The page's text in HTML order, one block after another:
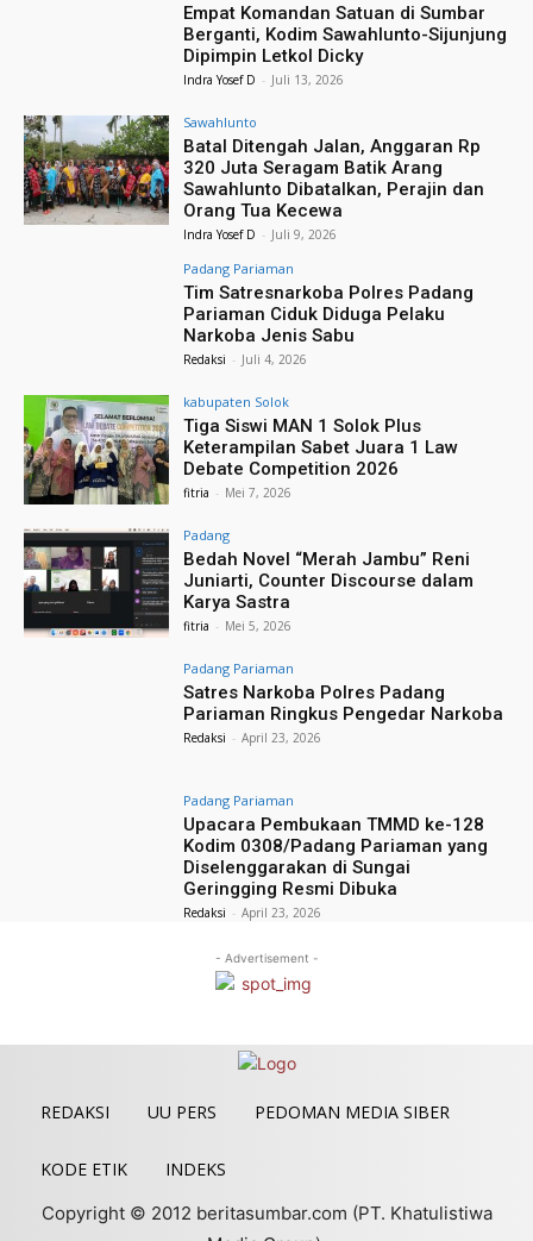
Empat Komandan Satuan di Sumbar
Berganti, Kodim Sawahlunto-Sijunjung
Dipimpin Letkol Dicky
Indra Yosef D - Juli 13, 2026
Sawahlunto
Batal Ditengah Jalan, Anggaran Rp
320 Juta Seragam Batik Arang
Sawahlunto Dibatalkan, Perajin dan
Orang Tua Kecewa
Indra Yosef D - Juli 9, 2026
Padang Pariaman
Tim Satresnarkoba Polres Padang
Pariaman Ciduk Diduga Pelaku
Narkoba Jenis Sabu
Redaksi - Juli 4, 2026
kabupaten Solok
Tiga Siswi MAN 1 Solok Plus
Keterampilan Sabet Juara 1 Law
Debate Competition 2026
fitria - Mei 7, 2026
Padang
Bedah Novel “Merah Jambu” Reni
Juniarti, Counter Discourse dalam
Karya Sastra
fitria - Mei 5, 2026
Padang Pariaman
Satres Narkoba Polres Padang
Pariaman Ringkus Pengedar Narkoba
Redaksi - April 23, 2026
Padang Pariaman
Upacara Pembukaan TMMD ke-128
Kodim 0308/Padang Pariaman yang
Diselenggarakan di Sungai
Geringging Resmi Dibuka
Redaksi - April 23, 2026
- Advertisement -
REDAKSI UU PERS PEDOMAN MEDIA SIBER
KODE ETIK
INDEKS
Copyright © 2012 beritasumbar.com (PT. Khatulistiwa